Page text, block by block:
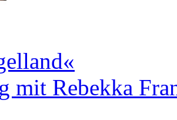
mit Rebekka